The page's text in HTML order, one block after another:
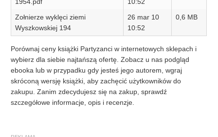
Zołnierze wyklęci ziemi
Wyszkowskiej 194
26 mar 10
10:52
0,6 MB
Porównaj ceny książki Partyzanci w internetowych sklepach i
wybierz dla siebie najtańszą ofertę. Zobacz u nas podgląd
ebooka lub w przypadku gdy jesteś jego autorem, wgraj
skróconą wersję książki, aby zachęcić użytkowników do
zakupu. Zanim zdecydujesz się na zakup, sprawdź
szczegółowe informacje, opis i recenzje.